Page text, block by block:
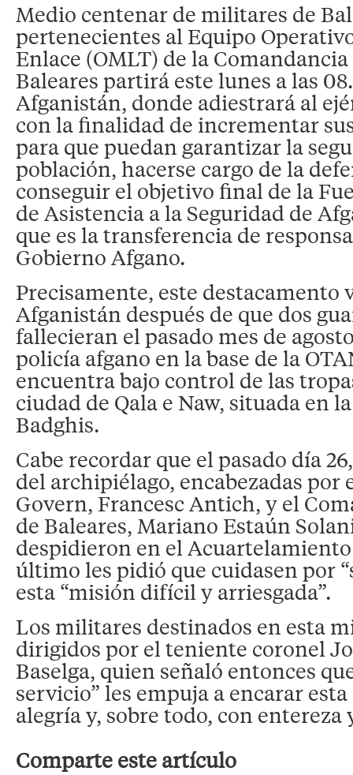
Medio centenar de militares de
pertenecientes al Equipo
Enlace (OMLT) de la
Baleares partirá este lunes a las
Afganistán, donde adiestrará al
con la finalidad de incrementar
para que puedan garantizar la
población, hacerse cargo de la
conseguir el objetivo final de la
de Asistencia a la Seguridad de
que es la transferencia de
Gobierno Afgano.
Precisamente, este destacamento
Afganistán después de que dos
fallecieran el pasado mes de
policía afgano en la base de la
encuentra bajo control de las
ciudad de Qala e Naw, situada en
Badghis.
Cabe recordar que el pasado día
del archipiélago, encabezadas por
Govern, Francesc Antich, y el
de Baleares, Mariano Estaún
despidieron en el
último les pidió que cuidasen por
esta “misión difícil y arriesgada”.
Los militares destinados en esta
dirigidos por el teniente coronel
Baselga, quien señaló entonces
servicio” les empuja a encarar
alegría y, sobre todo, con entereza
Comparte este artículo